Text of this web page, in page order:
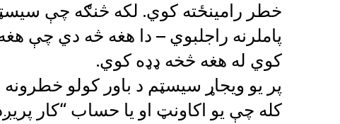
خطر رامینځته کوي. لکه څنګه چې
پاملرنه راجلبوي – دا هغه څه دي چې
کوي له هغه څخه ډډه کوي.
پر یو ویجاړ سیسټم د باور کولو خطرونه
کله چې یو اکاونټ او یا حساب “کار